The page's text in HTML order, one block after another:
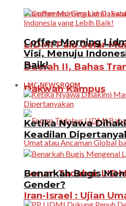
LIDMI Palu Gelar
Daerah II, Bahas
Dakwah Kampus
Forum Tadabur
Iran-Israel : Ujian
Coffee Morning
Visi, Menuju
Baik!
LMC NEWSROOM
Ketika Nyawa
Keadilan
Benarkah Bugis
Gender?